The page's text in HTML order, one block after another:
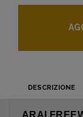
DESCRIZIONE